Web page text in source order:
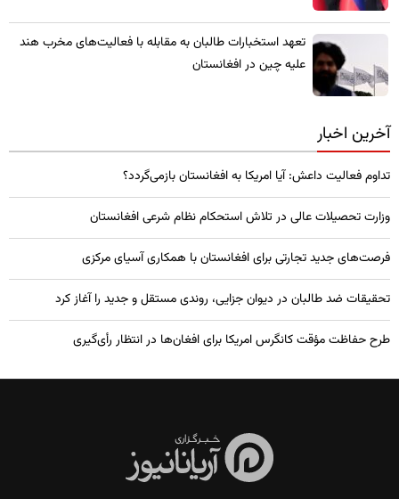
تعهد استخبارات طالبان به مقابله با فعالیت‌های مخرب هند
علیه چین در افغانستان
آخرین اخبار
تداوم فعالیت داعش: آیا امریکا به افغانستان بازمی‌گردد؟
وزارت تحصیلات عالی در تلاش استحکام نظام شرعی افغانستان
فرصت‌های جدید تجارتی برای افغانستان با همکاری آسیای مرکزی
تحقیقات ضد طالبان در دیوان جزایی، روندی مستقل و جدید را آغاز کرد
طرح حفاظت مؤقت کانگرس امریکا برای افغان‌ها در انتظار رأی‌گیری